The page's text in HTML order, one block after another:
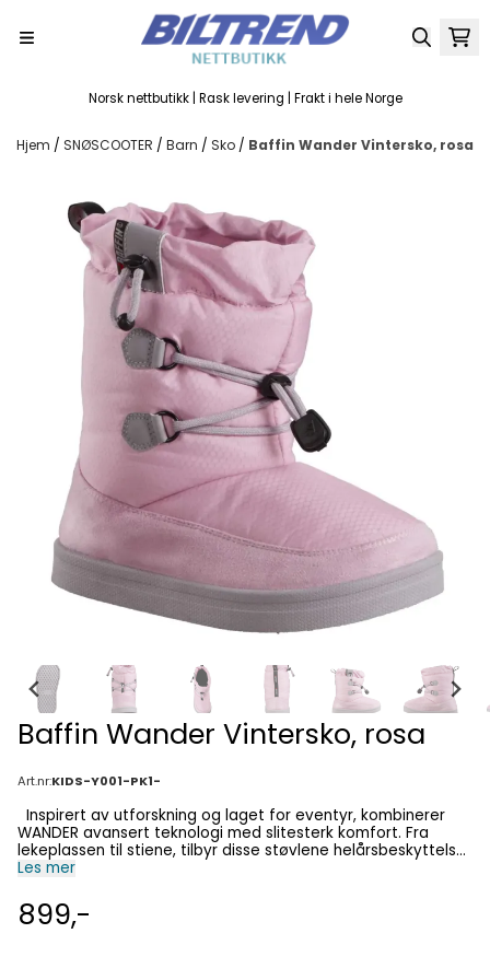
Norsk nettbutikk | Rask levering | Frakt i hele Norge
Hjem / SNØSCOOTER / Barn / Sko / Baffin Wander Vintersko, rosa
Baffin Wander Vintersko, rosa
Art.nr:KIDS-Y001-PK1-
WANDER avansert teknologi med slitesterk komfort. Fra
lekeplassen til stiene, tilbyr disse støvlene helårsbeskyttelse
og stil, noe som gjør dem essensielle for unge oppdagere
høyde, Hex-Flex® forsterket sekskantet nylon for økt
slitestyrke, rivebestandighet og lang levetid Mykt
Les mer
899,-